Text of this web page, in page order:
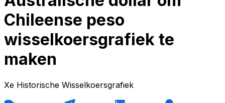
Chileense peso
wisselkoersgrafiek te
maken
Xe Historische Wisselkoersgrafiek